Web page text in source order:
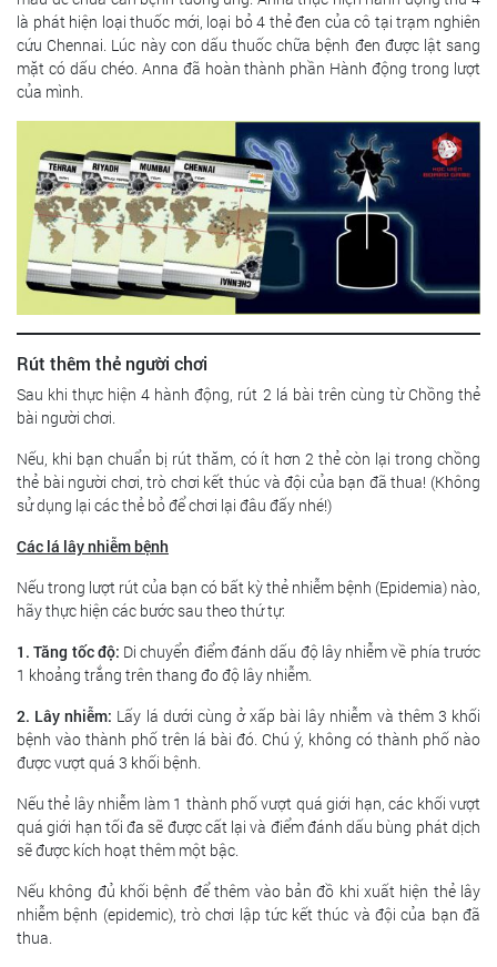
là phát hiện loại thuốc mới, loại bỏ 4 thẻ đen của cô tại trạm nghiên
cứu Chennai. Lúc này con dấu thuốc chữa bệnh đen được lật sang
mặt có dấu chéo. Anna đã hoàn thành phần Hành động trong lượt
của mình.
Rút thêm thẻ người chơi
Sau khi thực hiện 4 hành động, rút 2 lá bài trên cùng từ Chồng thẻ
bài người chơi.
Nếu, khi bạn chuẩn bị rút thăm, có ít hơn 2 thẻ còn lại trong chồng
thẻ bài người chơi, trò chơi kết thúc và đội của bạn đã thua! (Không
sử dụng lại các thẻ bỏ để chơi lại đâu đấy nhé!)
Các lá lây nhiễm bệnh
Nếu trong lượt rút của bạn có bất kỳ thẻ nhiễm bệnh (Epidemia) nào,
hãy thực hiện các bước sau theo thứ tự:
1. Tăng tốc độ: Di chuyển điểm đánh dấu độ lây nhiễm về phía trước
1 khoảng trắng trên thang đo độ lây nhiễm.
2. Lây nhiễm: Lấy lá dưới cùng ở xấp bài lây nhiễm và thêm 3 khối
bệnh vào thành phố trên lá bài đó. Chú ý, không có thành phố nào
được vượt quá 3 khối bệnh.
Nếu thẻ lây nhiễm làm 1 thành phố vượt quá giới hạn, các khối vượt
quá giới hạn tối đa sẽ được cất lại và điểm đánh dấu bùng phát dịch
sẽ được kích hoạt thêm một bậc.
Nếu không đủ khối bệnh để thêm vào bản đồ khi xuất hiện thẻ lây
nhiễm bệnh (epidemic), trò chơi lập tức kết thúc và đội của bạn đã
thua.